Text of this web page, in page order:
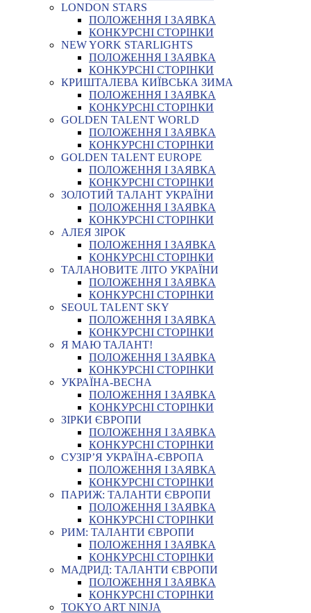
LONDON STARS
ПОЛОЖЕННЯ І ЗАЯВКА
КОНКУРСНІ СТОРІНКИ
NEW YORK STARLIGHTS
ПОЛОЖЕННЯ І ЗАЯВКА
КОНКУРСНІ СТОРІНКИ
КРИШТАЛЕВА КИЇВСЬКА ЗИМА
ПОЛОЖЕННЯ І ЗАЯВКА
КОНКУРСНІ СТОРІНКИ
GOLDEN TALENT WORLD
ПОЛОЖЕННЯ І ЗАЯВКА
КОНКУРСНІ СТОРІНКИ
GOLDEN TALENT EUROPE
ПОЛОЖЕННЯ І ЗАЯВКА
КОНКУРСНІ СТОРІНКИ
ЗОЛОТИЙ ТАЛАНТ УКРАЇНИ
ПОЛОЖЕННЯ І ЗАЯВКА
КОНКУРСНІ СТОРІНКИ
АЛЕЯ ЗІРОК
ПОЛОЖЕННЯ І ЗАЯВКА
КОНКУРСНІ СТОРІНКИ
ТАЛАНОВИТЕ ЛІТО УКРАЇНИ
ПОЛОЖЕННЯ І ЗАЯВКА
КОНКУРСНІ СТОРІНКИ
SEOUL TALENT SKY
ПОЛОЖЕННЯ І ЗАЯВКА
КОНКУРСНІ СТОРІНКИ
Я МАЮ ТАЛАНТ!
ПОЛОЖЕННЯ І ЗАЯВКА
КОНКУРСНІ СТОРІНКИ
УКРАЇНА-ВЕСНА
ПОЛОЖЕННЯ І ЗАЯВКА
КОНКУРСНІ СТОРІНКИ
ЗІРКИ ЄВРОПИ
ПОЛОЖЕННЯ І ЗАЯВКА
КОНКУРСНІ СТОРІНКИ
СУЗІР’Я УКРАЇНА-ЄВРОПА
ПОЛОЖЕННЯ І ЗАЯВКА
КОНКУРСНІ СТОРІНКИ
ПАРИЖ: ТАЛАНТИ ЄВРОПИ
ПОЛОЖЕННЯ І ЗАЯВКА
КОНКУРСНІ СТОРІНКИ
РИМ: ТАЛАНТИ ЄВРОПИ
ПОЛОЖЕННЯ І ЗАЯВКА
КОНКУРСНІ СТОРІНКИ
МАДРИД: ТАЛАНТИ ЄВРОПИ
ПОЛОЖЕННЯ І ЗАЯВКА
КОНКУРСНІ СТОРІНКИ
TOKYO ART NINJA